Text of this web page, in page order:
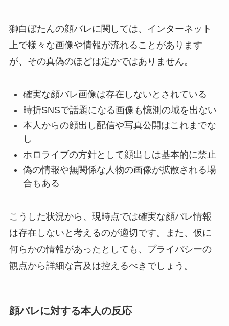
獅白ぼたんの顔バレに関しては、インターネット
上で様々な画像や情報が流れることがあります
が、その真偽のほどは定かではありません。
確実な顔バレ画像は存在しないとされている
時折SNSで話題になる画像も憶測の域を出ない
本人からの顔出し配信や写真公開はこれまでな
し
ホロライブの方針として顔出しは基本的に禁止
偽の情報や無関係な人物の画像が拡散される場
合もある
こうした状況から、現時点では確実な顔バレ情報
は存在しないと考えるのが適切です。また、仮に
何らかの情報があったとしても、プライバシーの
観点から詳細な言及は控えるべきでしょう。
顔バレに対する本人の反応